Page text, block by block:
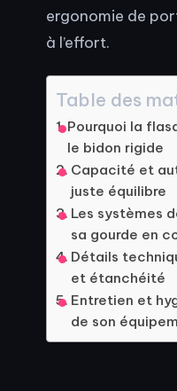
ergonomie de
à l’effort.
Table des
Pourquoi la
le bidon rigide
Capacité et
juste équilibre
Les systèmes
sa gourde en
Détails
et étanchéité
Entretien et
de son